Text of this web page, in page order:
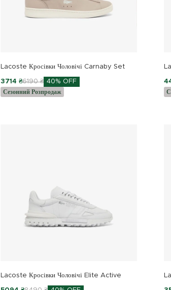
Lacoste Кросівки Чоловічі Carnaby Set
3714 ₴6190 ₴ 40% OFF
Сезонний Розпродаж
Lacoste Кросівки Чоловічі Elite Active